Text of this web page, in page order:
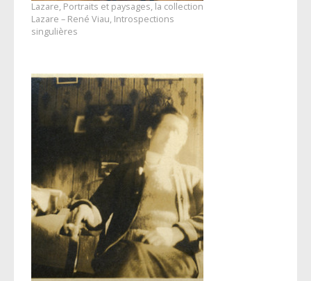
Lazare, Portraits et paysages, la collection
Lazare – René Viau, Introspections
singulières